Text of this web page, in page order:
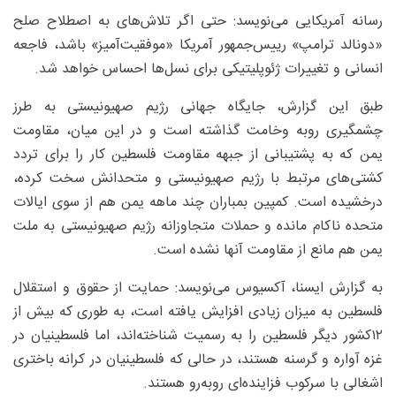
رسانه آمریکایی می‌نویسد: حتی اگر تلاش‌های به اصطلاح صلح
«دونالد ترامپ» رییس‌جمهور آمریکا «موفقیت‌آمیز» باشد، فاجعه
انسانی و تغییرات ژئوپلیتیکی برای نسل‌ها احساس خواهد شد.
طبق این گزارش، جایگاه جهانی رژیم صهیونیستی به طرز
چشمگیری روبه وخامت گذاشته است و در این میان، مقاومت
یمن که به پشتیبانی از جبهه مقاومت فلسطین کار را برای تردد
کشتی‌های مرتبط با رژیم صهیونیستی و متحدانش سخت کرده،
درخشیده است. کمپین بمباران چند ماهه یمن هم از سوی ایالات‌
متحده ناکام مانده و حملات متجاوزانه رژیم صهیونیستی به ملت
یمن هم مانع از مقاومت آنها نشده است.
به گزارش ایسنا، آکسیوس می‌نویسد: حمایت از حقوق و استقلال
فلسطین به میزان زیادی افزایش یافته است، به طوری که بیش از
۱۲‌کشور دیگر فلسطین را به رسمیت شناخته‌اند، اما فلسطینیان در
غزه آواره و گرسنه هستند، در حالی که فلسطینیان در کرانه باختری
اشغالی با سرکوب فزاینده‌ای روبه‌رو هستند.